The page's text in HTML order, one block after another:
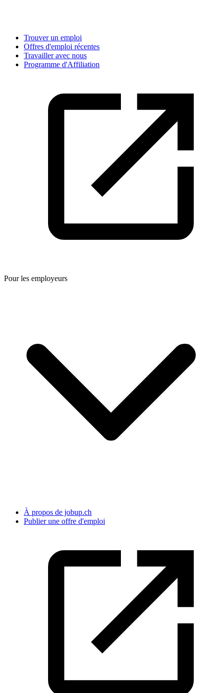
Trouver un emploi
Offres d'emploi récentes
Travailler avec nous
Programme d'Affiliation
Pour les employeurs
À propos de jobup.ch
Publier une offre d'emploi